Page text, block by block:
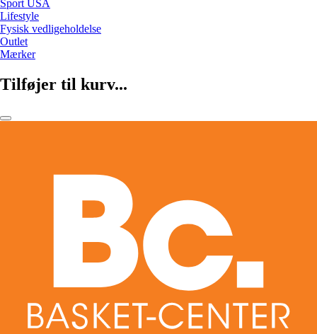
Sport USA
Lifestyle
Fysisk vedligeholdelse
Outlet
Mærker
Tilføjer til kurv...